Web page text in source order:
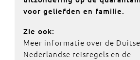
voor geliefden en familie.
Zie ook:
Meer informatie over de
Nederlandse reisregels en de